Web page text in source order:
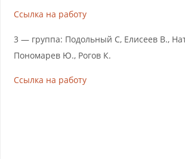
Ссылка на работу
3 — группа: Подольный С, Елисеев В.,
Пономарев Ю., Рогов К.
Ссылка на работу